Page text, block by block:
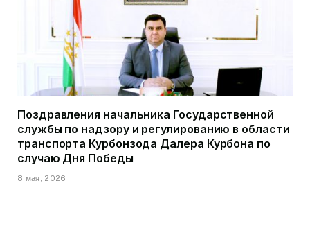
Поздравления начальника Государственной
службы по надзору и регулированию в области
транспорта Курбонзода Далера Курбона по
случаю Дня Победы
8 мая, 2026